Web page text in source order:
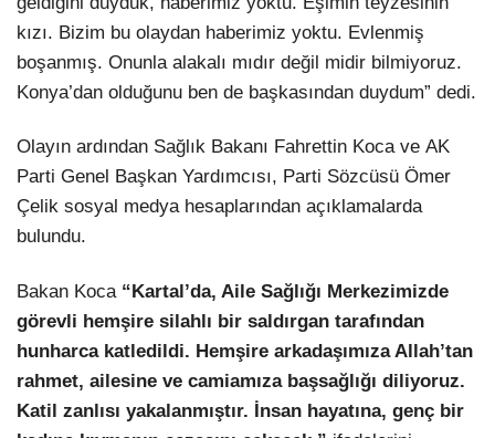
kızı. Bizim bu olaydan haberimiz yoktu. Evlenmiş
boşanmış. Onunla alakalı mıdır değil midir bilmiyoruz.
Konya’dan olduğunu ben de başkasından duydum” dedi.
Olayın ardından Sağlık Bakanı Fahrettin Koca ve AK
Parti Genel Başkan Yardımcısı, Parti Sözcüsü Ömer
Çelik sosyal medya hesaplarından açıklamalarda
bulundu.
Bakan Koca “Kartal’da, Aile Sağlığı Merkezimizde
görevli hemşire silahlı bir saldırgan tarafından
hunharca katledildi. Hemşire arkadaşımıza Allah’tan
rahmet, ailesine ve camiamıza başsağlığı diliyoruz.
Katil zanlısı yakalanmıştır. İnsan hayatına, genç bir